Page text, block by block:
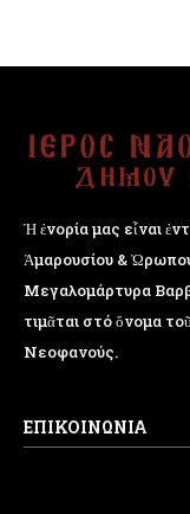
Ἡ ἐνορία μας εἶναι
Ἁμαρουσίου &
Μεγαλομάρτυρα
τιμᾶται στό ὄνομα
Νεοφανούς.
ΕΠΙΚΟΙΝΩΝΙΑ